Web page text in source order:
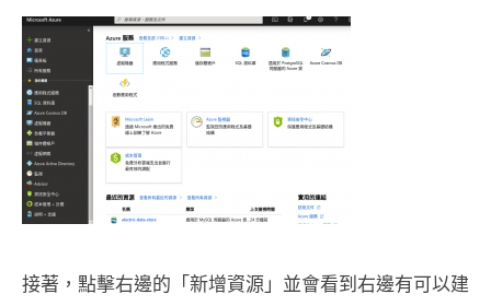
接著，點擊右邊的「新增資源」並會看到右邊有可以建